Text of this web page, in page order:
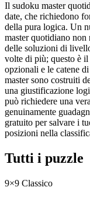
Il sudoku master
date, che richiedono
della pura logica. Un
master quotidiano
delle soluzioni di
volte di più; questo è
opzionali e le catene
master sono costruiti
una giustificazione
può richiedere una
genuinamente
gratuito per salvare i
posizioni nella
Tutti i puzzle
9×9 Classico